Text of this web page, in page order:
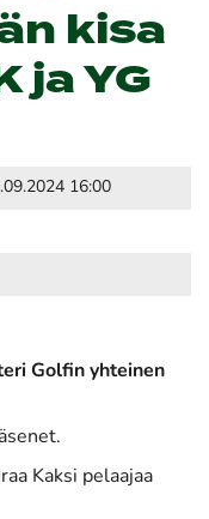
kisa
ja YG
16:00
Golfin yhteinen
Kaksi pelaajaa